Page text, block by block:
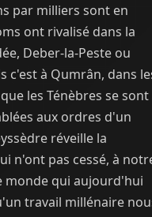
par milliers sont en
ont rivalisé dans la
Deber-la-Peste ou
c'est à Qumrân, dans
les Ténèbres se sont
aux ordres d'un
réveille la
n'ont pas cessé, à
monde qui aujourd'hui
travail millénaire